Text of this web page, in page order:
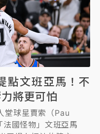
點文班亞馬！不
將更可怕
堂球星賈索（Pau
國怪物」文班亞馬